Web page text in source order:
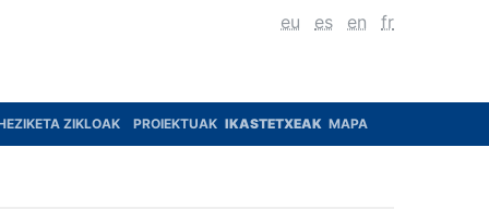
eu es en fr
ZIKLOAK PROIEKTUAK IKASTETXEAK MAPA